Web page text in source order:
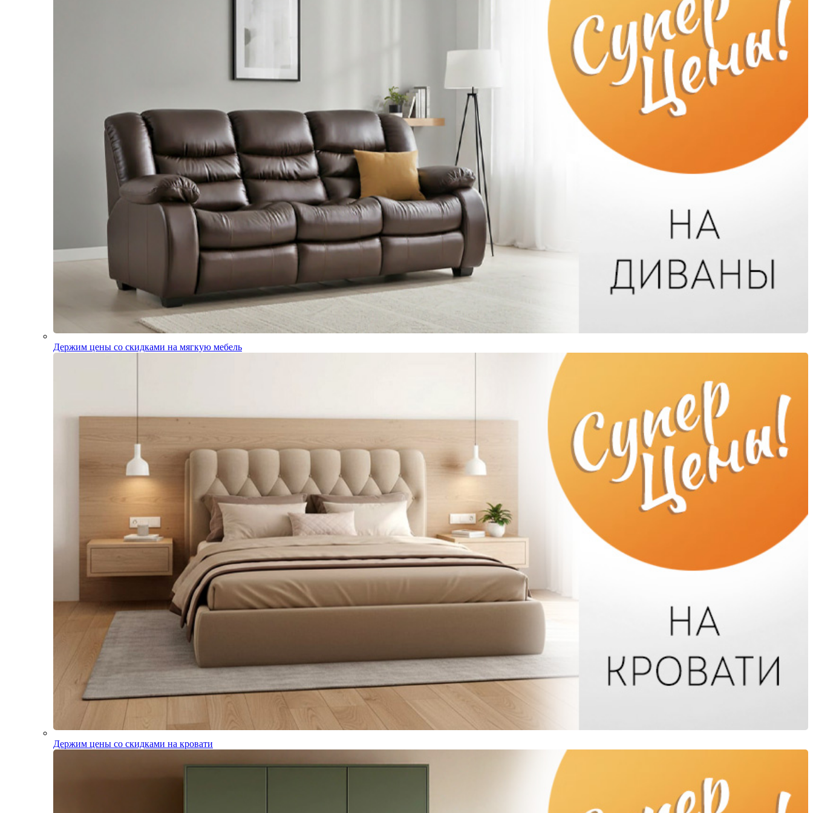
Держим цены со скидками на мягкую мебель
Держим цены со скидками на кровати